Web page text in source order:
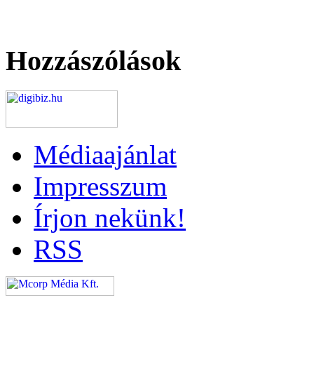
Hozzászólások
Médiaajánlat
Impresszum
Írjon nekünk!
RSS